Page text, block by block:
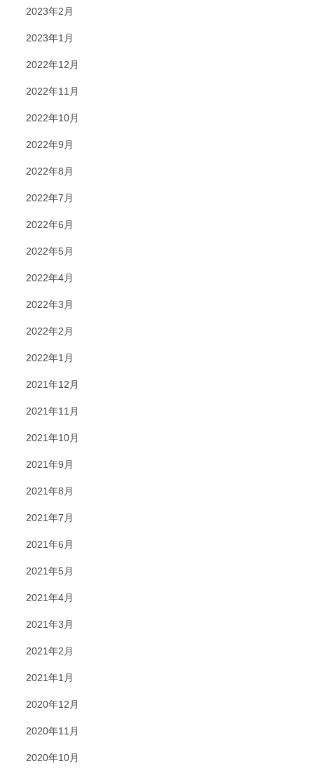
2023年2月
2023年1月
2022年12月
2022年11月
2022年10月
2022年9月
2022年8月
2022年7月
2022年6月
2022年5月
2022年4月
2022年3月
2022年2月
2022年1月
2021年12月
2021年11月
2021年10月
2021年9月
2021年8月
2021年7月
2021年6月
2021年5月
2021年4月
2021年3月
2021年2月
2021年1月
2020年12月
2020年11月
2020年10月